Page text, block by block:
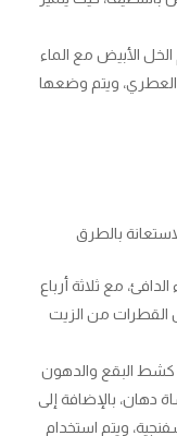
الأبيض مع الماء
ويتم وضعها
بالطرق
مع ثلاثة أرباع
القطرات من الزيت
كشط البقع والدهون
دهان، بالإضافة إلى
ويتم استخدام